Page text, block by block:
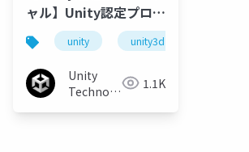
ャル】Unity認定プログ
ラマー試験の試験範囲
と試験対策方法につい
て
unity unity3d
Unity
Technologies 1.1K